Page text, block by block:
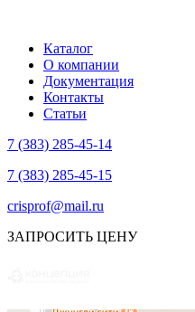
Каталог
О компании
Документация
Контакты
Статьи
7 (383) 285-45-14
7 (383) 285-45-15
crisprof@mail.ru
ЗАПРОСИТЬ ЦЕНУ